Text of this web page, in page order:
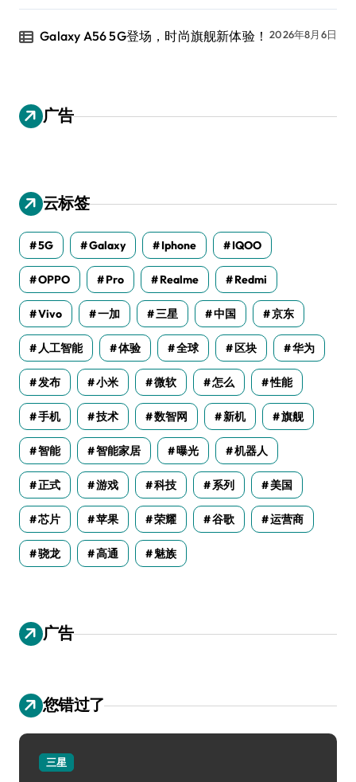
Galaxy A56 5G登场，时尚旗舰新体验！ 2026年8月6日
广告
云标签
5G Galaxy Iphone IQOO
OPPO Pro Realme Redmi
Vivo 一加 三星 中国 京东
人工智能 体验 全球 区块 华为
发布 小米 微软 怎么 性能
手机 技术 数智网 新机 旗舰
智能 智能家居 曝光 机器人
正式 游戏 科技 系列 美国
芯片 苹果 荣耀 谷歌 运营商
骁龙 高通 魅族
广告
您错过了
三星